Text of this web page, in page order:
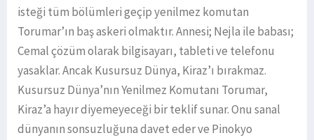
isteği tüm bölümleri geçip yenilmez komutan
Torumar’ın baş askeri olmaktır. Annesi; Nejla ile babası;
Cemal çözüm olarak bilgisayarı, tableti ve telefonu
yasaklar. Ancak Kusursuz Dünya, Kiraz’ı bırakmaz.
Kusursuz Dünya’nın Yenilmez Komutanı Torumar,
Kiraz’a hayır diyemeyeceği bir teklif sunar. Onu sanal
dünyanın sonsuzluğuna davet eder ve Pinokyo